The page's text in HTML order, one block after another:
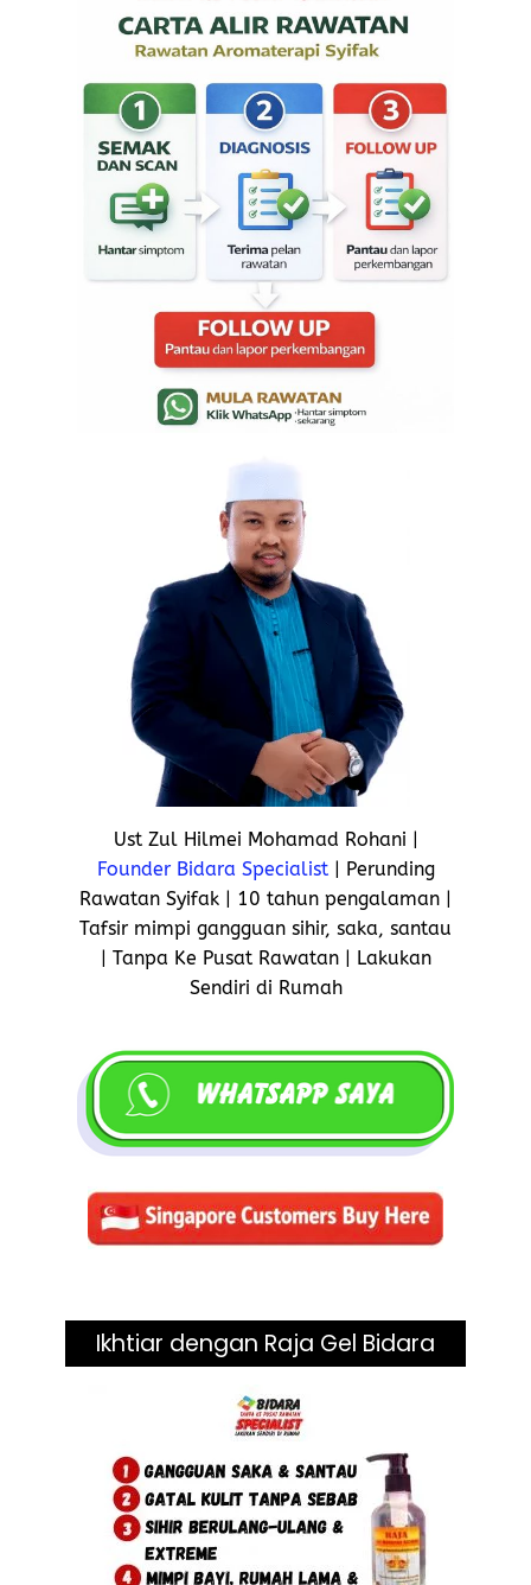
Ust Zul Hilmei Mohamad Rohani |
Founder Bidara Specialist| Perunding
Rawatan Syifak | 10 tahun pengalaman |
Tafsir mimpi gangguan sihir, saka, santau
| Tanpa Ke Pusat Rawatan | Lakukan
Sendiri di Rumah
Ikhtiar dengan Raja Gel Bidara